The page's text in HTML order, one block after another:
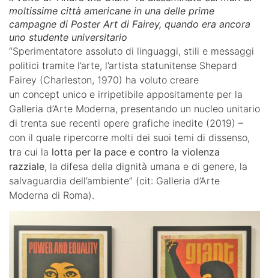
moltissime città americane in una delle prime
campagne di Poster Art di Fairey, quando era ancora
uno studente universitario
“Sperimentatore assoluto di linguaggi, stili e messaggi
politici tramite l’arte, l’artista statunitense Shepard
Fairey (Charleston, 1970) ha voluto creare
un concept unico e irripetibile appositamente per la
Galleria d’Arte Moderna, presentando un nucleo unitario
di trenta sue recenti opere grafiche inedite (2019) –
con il quale ripercorre molti dei suoi temi di dissenso,
tra cui la lotta per la pace e contro la violenza
razziale, la difesa della dignità umana e di genere, la
salvaguardia dell’ambiente” (cit: Galleria d’Arte
Moderna di Roma).